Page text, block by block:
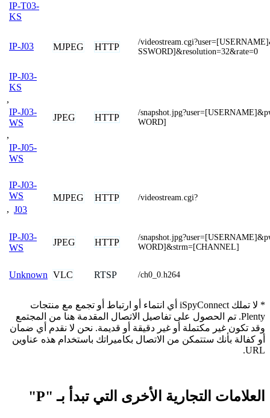
IP-T03-
KS
IP-J03 MJPEG HTTP
/
SSWORD]&resolution=32&rate=0
IP-J03-
KS
,
IP-J03-
WS
,
IP-J05-
WS
JPEG HTTP
/
WORD]
IP-J03-
WS
, J03
MJPEG HTTP /videostream.cgi?
IP-J03-
WS
JPEG HTTP
/
WORD]&strm=[CHANNEL]
Unknown VLC RTSP /ch0_0.h264
* لا تملك iSpyConnect أي انتماء أو ارتباط أو تجمع مع منتجات
Plenty. تم الحصول على تفاصيل الاتصال المقدمة هنا من المجتمع
وقد تكون غير مكتملة أو غير دقيقة أو قديمة. نحن لا نقدم أي ضمان
أو كفالة بأنك ستتمكن من الاتصال بكاميراتك باستخدام هذه عناوين
URL.
العلامات التجارية الأخرى التي تبدأ بـ "P"